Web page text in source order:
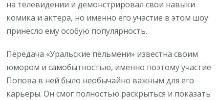
на телевидении и демонстрировал свои навыки
комика и актера, но именно его участие в этом шоу
принесло ему особую популярность.
Передача «Уральские пельмени» известна своим
юмором и самобытностью, именно поэтому участие
Попова в ней было необычайно важным для его
карьеры. Он смог полностью раскрыться и показать